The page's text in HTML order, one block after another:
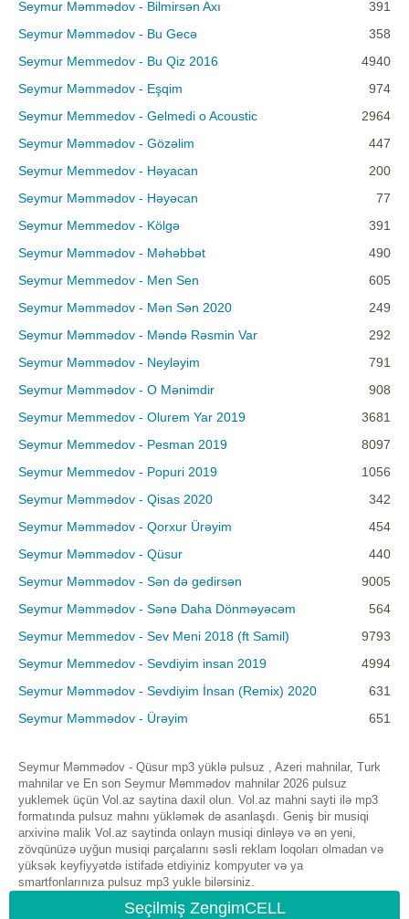
Seymur Məmmədov - Bilmirsən Axı
391
Seymur Məmmədov - Bu Gecə
358
Seymur Memmedov - Bu Qiz 2016
4940
Seymur Məmmədov - Eşqim
974
Seymur Memmedov - Gelmedi o Acoustic
2964
Seymur Məmmədov - Gözəlim
447
Seymur Memmedov - Həyacan
200
Seymur Məmmədov - Həyəcan
77
Seymur Memmedov - Kölgə
391
Seymur Məmmədov - Məhəbbət
490
Seymur Memmedov - Men Sen
605
Seymur Məmmədov - Mən Sən 2020
249
Seymur Məmmədov - Məndə Rəsmin Var
292
Seymur Məmmədov - Neyləyim
791
Seymur Məmmədov - O Mənimdir
908
Seymur Memmedov - Olurem Yar 2019
3681
Seymur Memmedov - Pesman 2019
8097
Seymur Memmedov - Popuri 2019
1056
Seymur Məmmədov - Qisas 2020
342
Seymur Məmmədov - Qorxur Ürəyim
454
Seymur Məmmədov - Qüsur
440
Seymur Məmmədov - Sən də gedirsən
9005
Seymur Məmmədov - Sənə Daha Dönməyəcəm
564
Seymur Memmedov - Sev Meni 2018 (ft Samil)
9793
Seymur Memmedov - Sevdiyim insan 2019
4994
Seymur Məmmədov - Sevdiyim İnsan (Remix) 2020
631
Seymur Məmmədov - Ürəyim
651
Seymur Məmmədov - Qüsur mp3 yüklə pulsuz , Azeri mahnilar, Turk
mahnilar ve En son Seymur Məmmədov mahnilar 2026 pulsuz
yuklemek üçün Vol.az saytina daxil olun. Vol.az mahni sayti ilə mp3
formatında pulsuz mahnı yükləmək də asanlaşdı. Geniş bir musiqi
arxivinə malik Vol.az saytinda onlayn musiqi dinləyə və ən yeni,
zövqünüzə uyğun musiqi parçalarını səsli reklam loqoları olmadan və
yüksək keyfiyyətdə istifadə etdiyiniz kompyuter və ya
smartfonlarınıza pulsuz mp3 yukle bilərsiniz.
Seçilmiş ZengimCELL